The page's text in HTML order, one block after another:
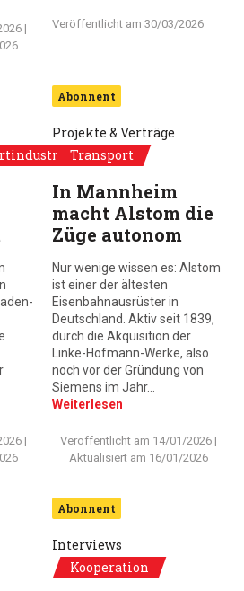
|
Veröffentlicht am 30/03/2026
|
Abonnent
Projekte & Verträge
Transport
In Mannheim
macht Alstom die
Züge autonom
Nur wenige wissen es: Alstom
ist einer der ältesten
Eisenbahnausrüster in
Deutschland. Aktiv seit 1839,
durch die Akquisition der
Linke-Hofmann-Werke, also
noch vor der Gründung von
Siemens im Jahr…
Weiterlesen
Veröffentlicht am 14/01/2026|
Aktualisiert am 16/01/2026
Abonnent
Interviews
Kooperation